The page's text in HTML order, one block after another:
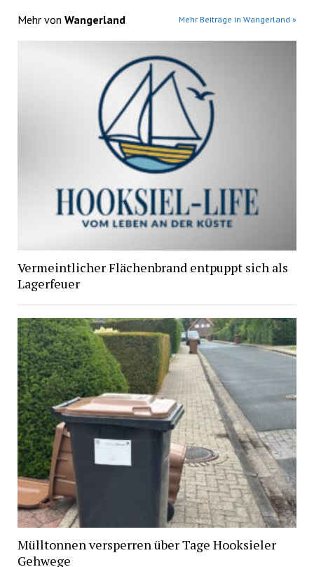
Mehr von Wangerland Mehr Beiträge in Wangerland »
Vermeintlicher Flächenbrand entpuppt sich als
Lagerfeuer
Mülltonnen versperren über Tage Hooksieler
Gehwege